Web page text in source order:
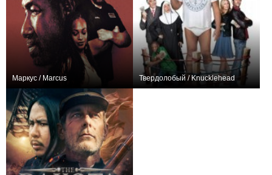
Маркус / Marcus Твердолобый / Knucklehead